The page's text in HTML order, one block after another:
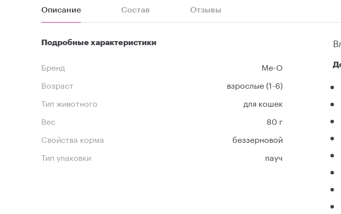
Описание Состав Отзывы
Подробные характеристики
Бренд
Ме-О
Возраст
взрослые (1-6)
Тип животного
для кошек
Вес
80 г
Свойства корма
беззерновой
Тип упаковки
пауч